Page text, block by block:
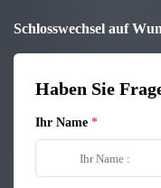
Schlosswechsel auf
Haben Sie
Ihr Name